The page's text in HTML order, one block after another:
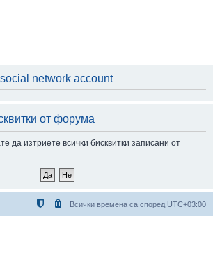
network account
от форума
да изтриете всички бисквитки записани от
Всички времена са според UTC+03:00